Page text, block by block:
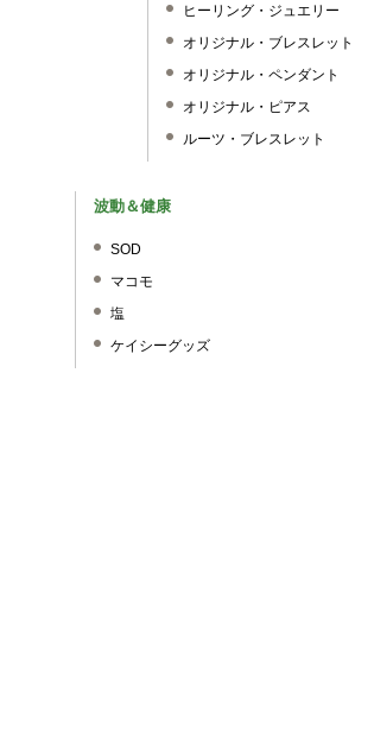
ヒーリング・ジュエリー
オリジナル・ブレスレット
オリジナル・ペンダント
オリジナル・ピアス
ルーツ・ブレスレット
波動＆健康
SOD
マコモ
塩
ケイシーグッズ